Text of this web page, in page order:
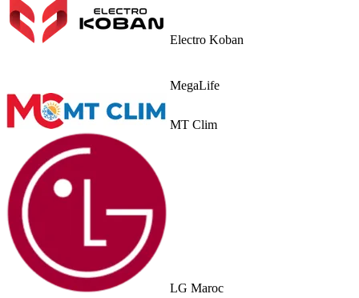
Electro Koban
MegaLife
MT Clim
LG Maroc